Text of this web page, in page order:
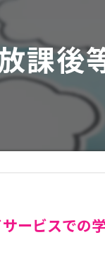
課後
ービスでの